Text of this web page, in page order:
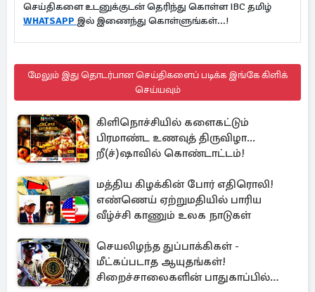
செய்திகளை உடனுக்குடன் தெரிந்து கொள்ள IBC தமிழ்
WHATSAPP இல் இணைந்து கொள்ளுங்கள்...!
மேலும் இது தொடர்பான செய்திகளைப் படிக்க இங்கே கிளிக்
செய்யவும்
கிளிநொச்சியில் களைகட்டும்
பிரமாண்ட உணவுத் திருவிழா...
றீ(ச்)ஷாவில் கொண்டாட்டம்!
மத்திய கிழக்கின் போர் எதிரொலி!
எண்ணெய் ஏற்றுமதியில் பாரிய
வீழ்ச்சி காணும் உலக நாடுகள்
செயலிழந்த துப்பாக்கிகள் -
மீட்கப்படாத ஆயுதங்கள்!
சிறைச்சாலைகளின் பாதுகாப்பில்